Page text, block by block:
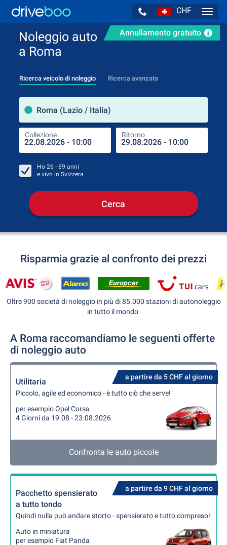
CHF
Annullamento gratuito
Noleggio auto
a Roma
Ricerca veicolo di noleggio Ricerca avanzata
Roma (Lazio / Italia)
Collezione Ritorno
Ho 26 - 69 anni
e vivo in Svizzera
Cerca
Risparmia grazie al confronto dei prezzi
Oltre 900 società di noleggio in più di 85.000 stazioni di autonoleggio
in tutto il mondo.
A Roma raccomandiamo le seguenti offerte
di noleggio auto
a partire da 5 CHF al giorno
Utilitaria
Piccolo, agile ed economico - è tutto ciò che serve!
per esempio Opel Corsa
4 Giorni da 19.08 - 23.08.2026
Confronta le auto piccole
a partire da 9 CHF al giorno
Pacchetto spensierato
a tutto tondo
Quindi nulla può andare storto - spensierato e tutto compreso!
Auto in miniatura
per esempio Fiat Panda